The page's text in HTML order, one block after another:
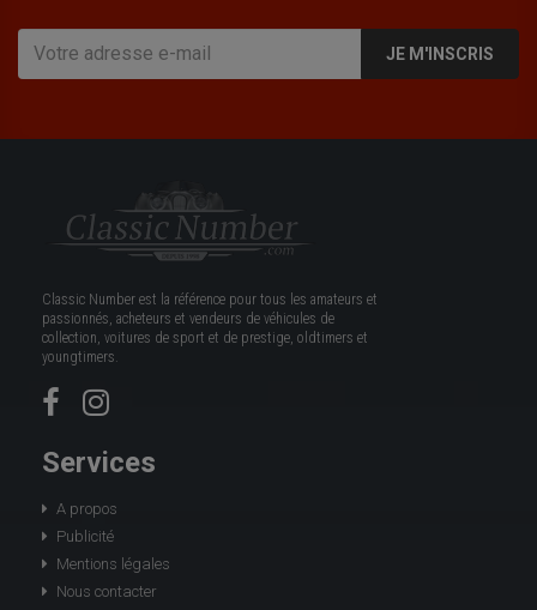
JE M'INSCRIS
Classic Number est la référence pour tous les amateurs et
passionnés, acheteurs et vendeurs de véhicules de
collection, voitures de sport et de prestige, oldtimers et
youngtimers.
Services
A propos
Publicité
Mentions légales
Nous contacter